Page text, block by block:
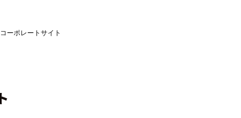
コーポレートサイト